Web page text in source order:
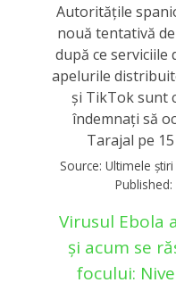
Autoritățile
nouă tentativă
după ce
apelurile
și TikTok sunt
îndemnați să
Tarajal pe
Source: Ultimele
Published:
Virusul Ebola
și acum se
focului: